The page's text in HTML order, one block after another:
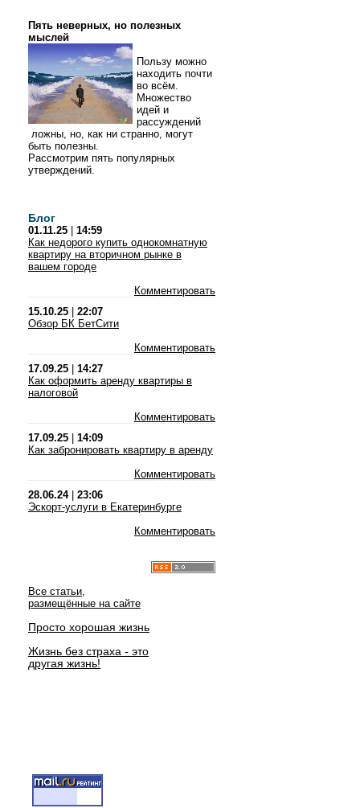
Пять неверных, но полезных
мыслей
Пользу можно
находить почти
во всём.
Множество
идей и
рассуждений
ложны, но, как ни странно, могут
быть полезны.
Рассмотрим пять популярных
утверждений.
Блог
01.11.25
14:59
Как недорого купить однокомнатную
квартиру на вторичном рынке в
вашем городе
Комментировать
15.10.25
22:07
Обзор БК БетСити
Комментировать
17.09.25
14:27
Как оформить аренду квартиры в
налоговой
Комментировать
17.09.25
14:09
Как забронировать квартиру в аренду
Комментировать
28.06.24| 23:06
Эскорт-услуги в Екатеринбурге
Комментировать
Все статьи,
размещённые на сайте
Просто хорошая жизнь
Жизнь без страха - это
другая жизнь!